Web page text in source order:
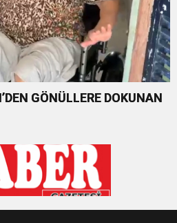
GÖNÜLLERE DOKUNAN